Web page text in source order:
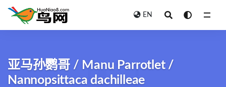
EN
亚马孙鹦哥 / Manu Parrotlet /
Nannopsittaca dachilleae